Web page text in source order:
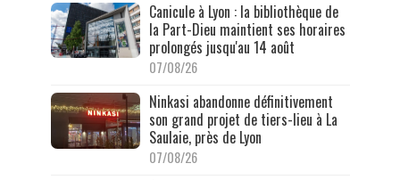
Canicule à Lyon : la bibliothèque de
la Part-Dieu maintient ses horaires
prolongés jusqu'au 14 août
07/08/26
Ninkasi abandonne définitivement
son grand projet de tiers-lieu à La
Saulaie, près de Lyon
07/08/26